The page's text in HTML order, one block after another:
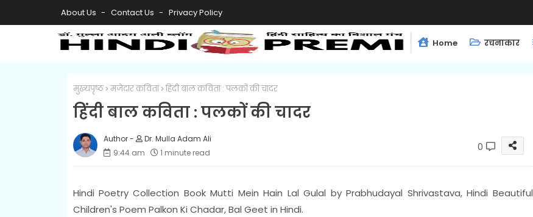
About Us Contact Us Privacy Policy
Home रचनाकार
मुख्यपृष्ठ मजेदार कविता हिंदी बाल कविता : पलकों की चादर
हिंदी बाल कविता : पलकों की चादर
Dr. Mulla Adam Ali
9:44 am
1 minute read 0
Hindi Poetry Collection Book Mutti Mein Hain Lal Gulal by Prabhudayal Shrivastava, Hindi Beautiful
Children's Poem Palkon Ki Chadar, Bal Geet in Hindi.